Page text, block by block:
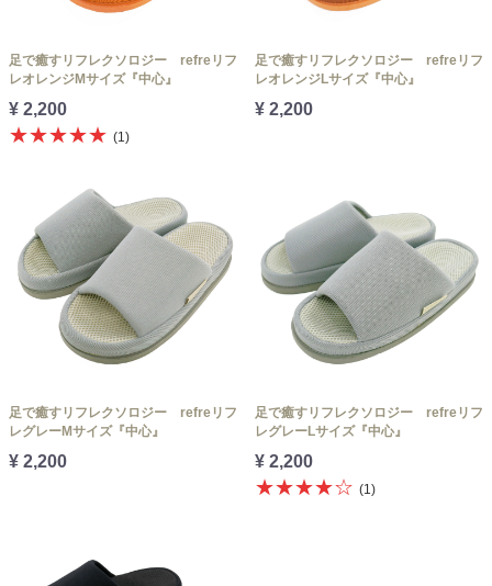
足で癒すリフレクソロジー refreリフ
レオレンジMサイズ『中心』
¥ 2,200
★★★★★ (1)
足で癒すリフレクソロジー refreリフ
レオレンジLサイズ『中心』
¥ 2,200
足で癒すリフレクソロジー refreリフ
レグレーMサイズ『中心』
¥ 2,200
足で癒すリフレクソロジー refreリフ
レグレーLサイズ『中心』
¥ 2,200
★★★★☆ (1)